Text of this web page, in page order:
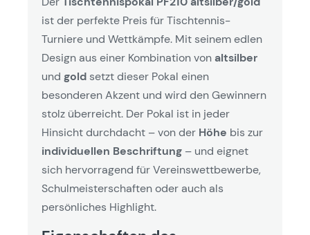
ist der perfekte Preis für Tischtennis-
Turniere und Wettkämpfe. Mit seinem edlen
Design aus einer Kombination vonaltsilber
und gold setzt dieser Pokal einen
besonderen Akzent und wird den Gewinnern
stolz überreicht. Der Pokal ist in jeder
Hinsicht durchdacht – von der Höhe bis zur
individuellen Beschriftung – und eignet
sich hervorragend für Vereinswettbewerbe,
Schulmeisterschaften oder auch als
persönliches Highlight.